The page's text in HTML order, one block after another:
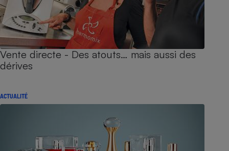
Vente directe - Des atouts… mais aussi des
dérives
ACTUALITÉ